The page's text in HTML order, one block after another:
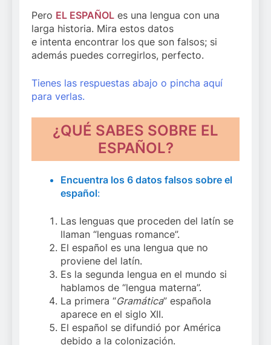
Pero EL ESPAÑOL es una lengua con una
larga historia. Mira estos datos
e intenta encontrar los que son falsos; si
además puedes corregirlos, perfecto.
Tienes las respuestas abajo o pincha aquí
para verlas.
¿QUÉ SABES SOBRE EL
ESPAÑOL?
Encuentra los 6 datos falsos sobre el
español:
Las lenguas que proceden del latín se
llaman “lenguas romance”.
El español es una lengua que no
proviene del latín.
Es la segunda lengua en el mundo si
hablamos de “lengua materna”.
La primera “Gramática” española
aparece en el siglo XII.
El español se difundió por América
debido a la colonización.